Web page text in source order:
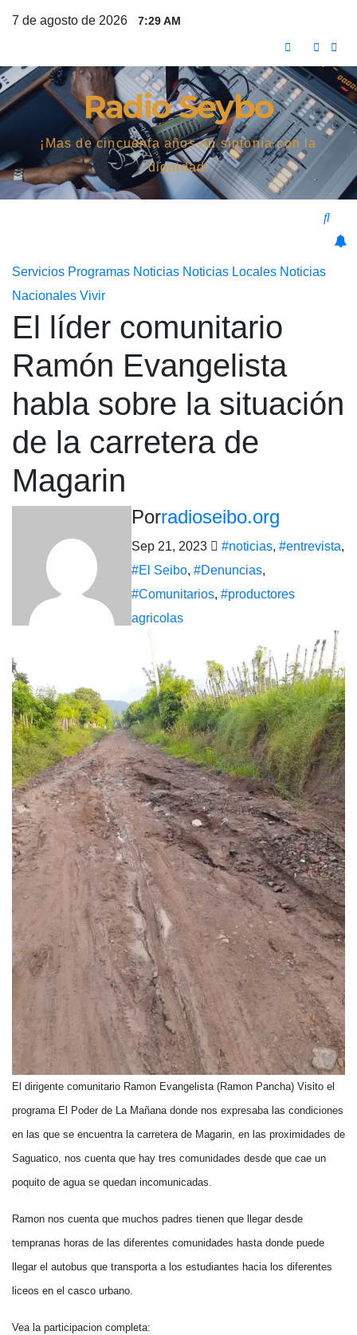
7 de agosto de 2026 7:29 AM
Radio Seybo
¡Mas de cincuenta años en sintonía con la
dignidad!
Servicios Programas Noticias Noticias Locales Noticias
Nacionales Vivir
El líder comunitario
Ramón Evangelista
habla sobre la situación
de la carretera de
Magarin
Porradioseibo.org
Sep 21, 2023 #noticias, #entrevista,
#El Seibo, #Denuncias,
#Comunitarios, #productores
agricolas
El dirigente comunitario Ramon Evangelista (Ramon Pancha) Visito el
programa El Poder de La Mañana donde nos expresaba las condiciones
en las que se encuentra la carretera de Magarin, en las proximidades de
Saguatico, nos cuenta que hay tres comunidades desde que cae un
poquito de agua se quedan incomunicadas.
Ramon nos cuenta que muchos padres tienen que llegar desde
tempranas horas de las diferentes comunidades hasta donde puede
llegar el autobus que transporta a los estudiantes hacia los diferentes
liceos en el casco urbano.
Vea la participacion completa: